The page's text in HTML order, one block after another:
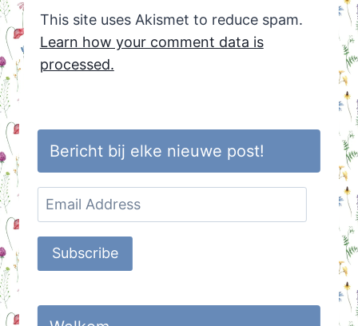
This site uses Akismet to reduce spam.
Learn how your comment data is
processed.
Bericht bij elke nieuwe post!
Email
Address
Subscribe